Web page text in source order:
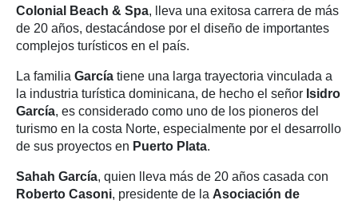
Colonial Beach & Spa, lleva una exitosa carrera de más
de 20 años, destacándose por el diseño de importantes
complejos turísticos en el país.
La familia García tiene una larga trayectoria vinculada a
la industria turística dominicana, de hecho el señor Isidro
García, es considerado como uno de los pioneros del
turismo en la costa Norte, especialmente por el desarrollo
de sus proyectos en Puerto Plata.
Sahah García, quien lleva más de 20 años casada con
Roberto Casoni, presidente de la Asociación de